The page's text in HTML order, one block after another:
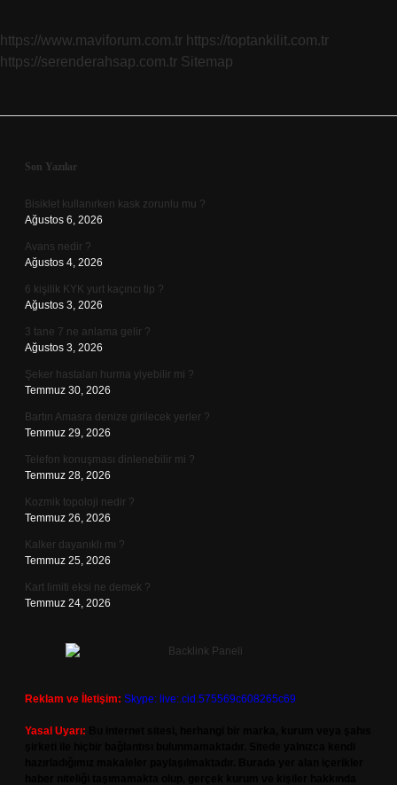
https://www.maviforum.com.tr https://toptankilit.com.tr
https://serenderahsap.com.tr Sitemap
Sidebar
Son Yazılar
Bisiklet kullanırken kask zorunlu mu ?
Ağustos 6, 2026
Avans nedir ?
Ağustos 4, 2026
6 kişilik KYK yurt kaçıncı tip ?
Ağustos 3, 2026
3 tane 7 ne anlama gelir ?
Ağustos 3, 2026
Şeker hastaları hurma yiyebilir mi ?
Temmuz 30, 2026
Bartın Amasra denize girilecek yerler ?
Temmuz 29, 2026
Telefon konuşması dinlenebilir mi ?
Temmuz 28, 2026
Kozmik topoloji nedir ?
Temmuz 26, 2026
Kalker dayanıklı mı ?
Temmuz 25, 2026
Kart limiti eksi ne demek ?
Temmuz 24, 2026
Reklam ve İletişim: Skype: live:.cid.575569c608265c69
Yasal Uyarı: